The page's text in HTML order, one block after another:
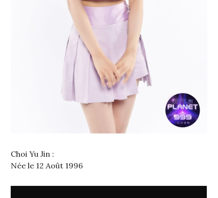
Choi Yu Jin :
Née le 12 Août 1996